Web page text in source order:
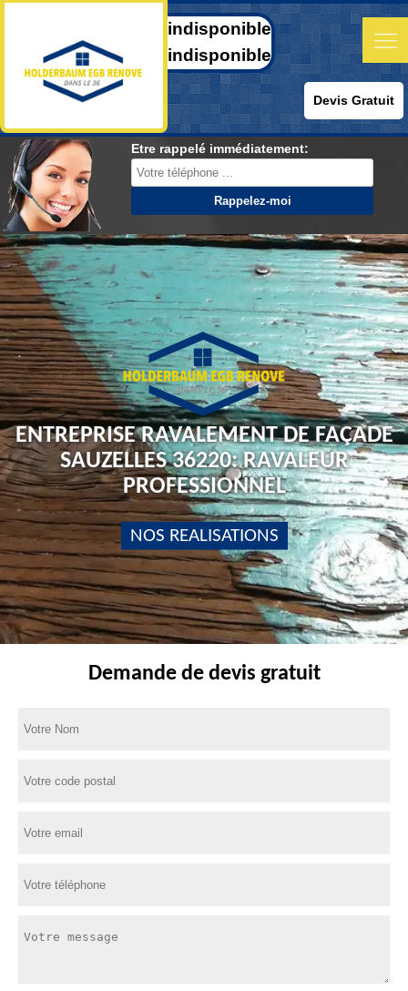
indisponible
indisponible
Devis Gratuit
Etre rappelé immédiatement:
ENTREPRISE RAVALEMENT DE FAÇADE
SAUZELLES 36220: RAVALEUR
PROFESSIONNEL
NOS REALISATIONS
Demande de devis gratuit